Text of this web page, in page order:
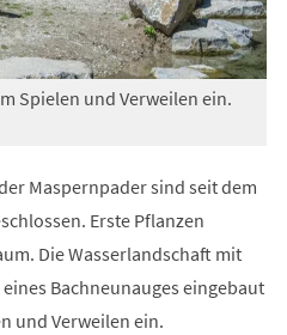
Spielen und Verweilen ein.
Maspernpader sind seit dem
Erste Pflanzen
Die Wasserlandschaft mit
Bachneunauges eingebaut
und Verweilen ein.